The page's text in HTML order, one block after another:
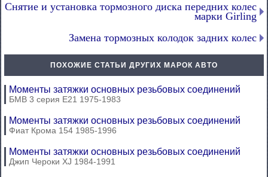
Снятие и установка тормозного диска передних колес
марки Girling
Замена тормозных колодок задних колес
ПОХОЖИЕ СТАТЬИ ДРУГИХ МАРОК АВТО
Моменты затяжки основных резьбовых соединений
БМВ 3 серия Е21 1975-1983
Моменты затяжки основных резьбовых соединений
Фиат Крома 154 1985-1996
Моменты затяжки основных резьбовых соединений
Джип Чероки XJ 1984-1991